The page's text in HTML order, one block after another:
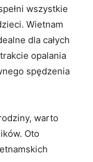
wszystkie
Wietnam
dla całych
opalania
spędzenia
warto
Oto